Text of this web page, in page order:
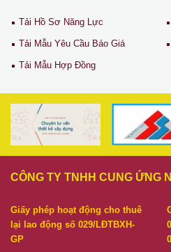
Tải Hồ Sơ Năng Lực
Tải Mẫu Yêu Cầu Báo Giá
Tải Mẫu Hợp Đồng
CÔNG TY TNHH CUNG ỨNG
Giấy phép hoạt động cho thuê
lại lao động số 029/LĐTBXH-
GP